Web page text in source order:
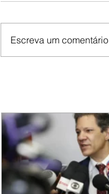
Escreva um comentário